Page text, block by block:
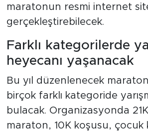
maratonun resmi internet
gerçekleştirebilecek.
Farklı kategorilerde
heyecanı yaşanacak
Bu yıl düzenlenecek
birçok farklı kategoride
bulacak. Organizasyonda
maraton, 10K koşusu, çocuk